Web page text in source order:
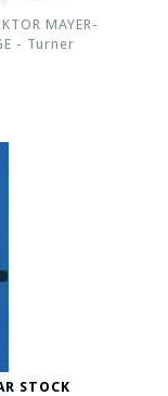
MAYER-
- Turner
STOCK